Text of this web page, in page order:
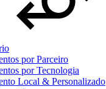
por Parceiro
por Tecnologia
Local & Personalizado